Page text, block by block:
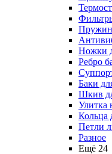
Ножки
Ребро
Баки
Шкив
Улитка
Кольца
Петли
Разное
Ещё 24